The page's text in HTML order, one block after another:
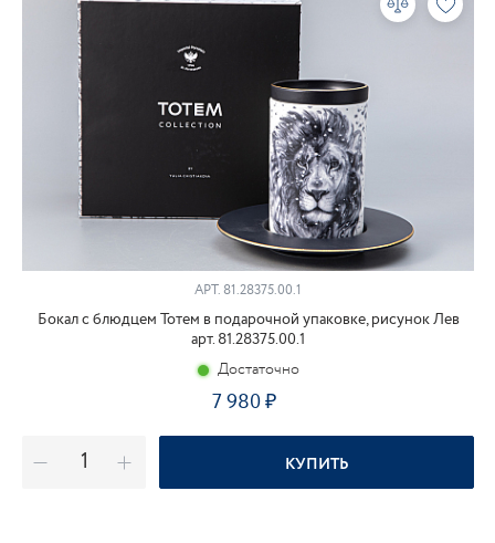
АРТ. 81.28375.00.1
Бокал с блюдцем Тотем в подарочной упаковке, рисунок Лев
арт. 81.28375.00.1
Достаточно
7 980
КУПИТЬ